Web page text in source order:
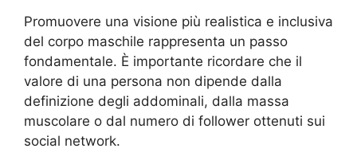
Promuovere una visione più realistica e inclusiva
del corpo maschile rappresenta un passo
fondamentale. È importante ricordare che il
valore di una persona non dipende dalla
definizione degli addominali, dalla massa
muscolare o dal numero di follower ottenuti sui
social network.